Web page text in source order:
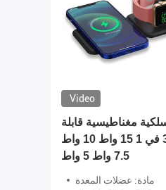
Video
مغناطيسية قابلة
للطي وسريعة 3 في 1 15 واط 10 واط
7.5 واط 5 واط
مادة: عضلات المعدة